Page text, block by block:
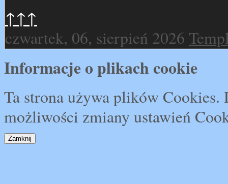
↑↑↑
czwartek, 06, sierpień 2026
Informacje o plikach cookie
Ta strona używa plików
możliwości zmiany ustawień